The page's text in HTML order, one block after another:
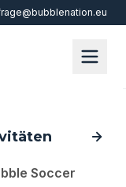
Soccer
die Kirche…